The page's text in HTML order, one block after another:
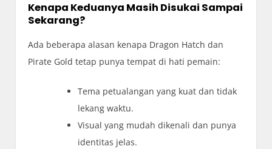
Kenapa Keduanya Masih Disukai Sampai
Sekarang?
Ada beberapa alasan kenapa Dragon Hatch dan
Pirate Gold tetap punya tempat di hati pemain:
Tema petualangan yang kuat dan tidak
lekang waktu.
Visual yang mudah dikenali dan punya
identitas jelas.